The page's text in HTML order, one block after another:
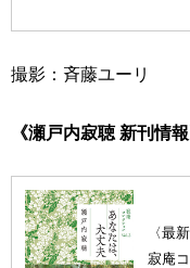
撮影：斉藤ユーリ
《瀬戸内寂聴 新刊情報
〈最
寂庵